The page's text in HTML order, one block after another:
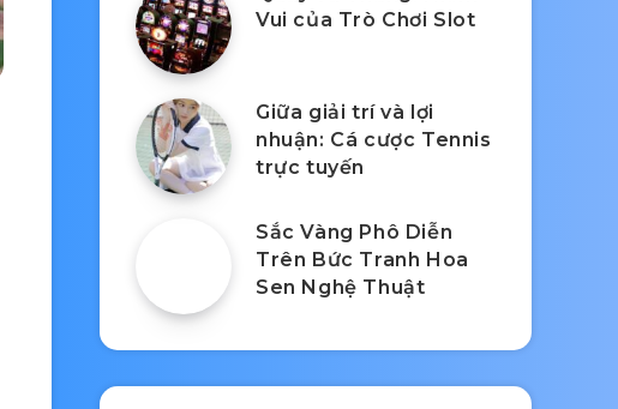
Vui của Trò Chơi Slot
Giữa giải trí và lợi
nhuận: Cá cược Tennis
trực tuyến
Sắc Vàng Phô Diễn
Trên Bức Tranh Hoa
Sen Nghệ Thuật